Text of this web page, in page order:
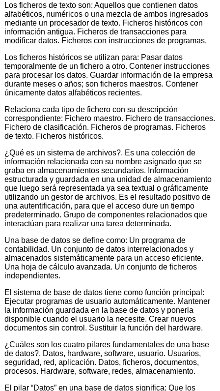
Los ficheros de texto son: Aquellos que contienen datos
alfabéticos, numéricos o una mezcla de ambos ingresados
mediante un procesador de texto. Ficheros históricos con
información antigua. Ficheros de transacciones para
modificar datos. Ficheros con instrucciones de programas.
Los ficheros históricos se utilizan para: Pasar datos
temporalmente de un fichero a otro. Contener instrucciones
para procesar los datos. Guardar información de la empresa
durante meses o años; son ficheros maestros. Contener
únicamente datos alfabéticos recientes.
Relaciona cada tipo de fichero con su descripción
correspondiente: Fichero maestro. Fichero de transacciones.
Fichero de clasificación. Ficheros de programas. Ficheros
de texto. Ficheros históricos.
¿Qué es un sistema de archivos?. Es una colección de
información relacionada con su nombre asignado que se
graba en almacenamientos secundarios. Información
estructurada y guardada en una unidad de almacenamiento
que luego será representada ya sea textual o gráficamente
utilizando un gestor de archivos. Es el resultado positivo de
una autentificación, para que el acceso dure un tiempo
predeterminado. Grupo de componentes relacionados que
interactúan para realizar una tarea determinada.
Una base de datos se define como: Un programa de
contabilidad. Un conjunto de datos interrelacionados y
almacenados sistemáticamente para un acceso eficiente.
Una hoja de cálculo avanzada. Un conjunto de ficheros
independientes.
El sistema de base de datos tiene como función principal:
Ejecutar programas de usuario automáticamente. Mantener
la información guardada en la base de datos y ponerla
disponible cuando el usuario la necesite. Crear nuevos
documentos sin control. Sustituir la función del hardware.
¿Cuáles son los cuatro pilares fundamentales de una base
de datos?. Datos, hardware, software, usuario. Usuarios,
seguridad, red, aplicación. Datos, ficheros, documentos,
procesos. Hardware, software, redes, almacenamiento.
El pilar “Datos” en una base de datos significa: Que los